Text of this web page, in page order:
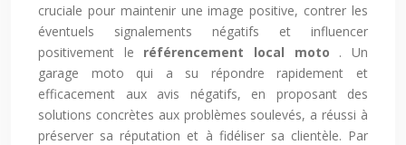
cruciale pour maintenir une image positive, contrer les
éventuels signalements négatifs et influencer
positivement le référencement local moto . Un
garage moto qui a su répondre rapidement et
efficacement aux avis négatifs, en proposant des
solutions concrètes aux problèmes soulevés, a réussi à
préserver sa réputation et à fidéliser sa clientèle. Par